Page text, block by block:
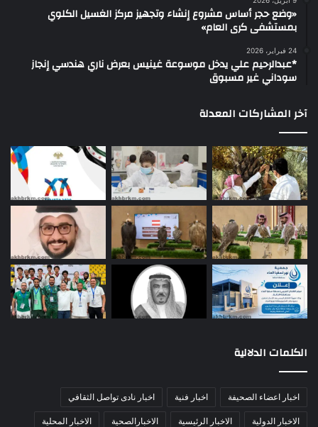
«وضع حجر أساس مشروع إنشاء وتجهيز مركز الغسيل الكلوي
بمستشفى كرى العام»
24 فبراير، 2026
*عبدالرحيم علي يدخل موسوعة غينيس بعرض ناري هندسي إنجاز
سوداني غير مسبوق
آخر المشاركات المعدلة
الكلمات الدلالية
اخبار اعضاء الصحيفة اخبار فنية اخبار نادى تواصل الثقافي
الاخبار الدولية الاخبار الرئيسية الاخبارالصحية الاخبار المحلية